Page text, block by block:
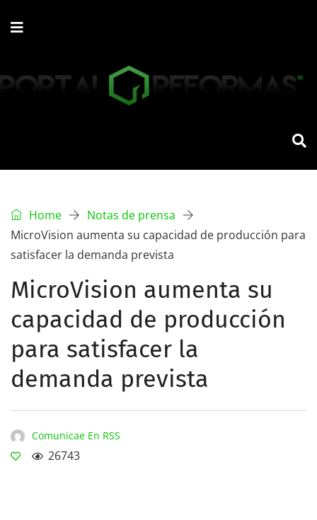
Home
Notas de prensa
MicroVision aumenta su capacidad de producción para
satisfacer la demanda prevista
MicroVision aumenta su
capacidad de producción
para satisfacer la
demanda prevista
Comunicae En RSS
26743